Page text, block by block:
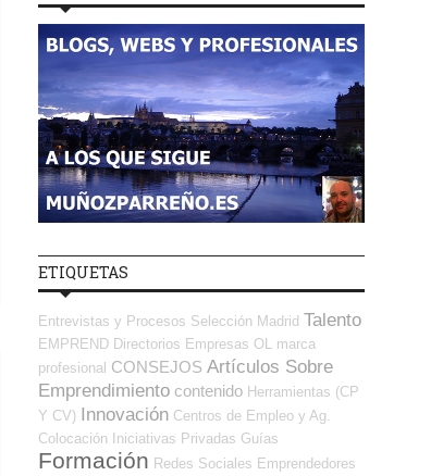
ETIQUETAS
Entrevistas y Procesos Selección Madrid Talento
EMPREND Directorios Empresas OL
marca
profesional CONSEJOS Artículos Sobre
Emprendimiento contenido Herramientas (CP
Y CV) Innovación Centros de Empleo y Ag.
Colocación
Iniciativas Privadas Guías
Formación Redes Sociales Emprendedores